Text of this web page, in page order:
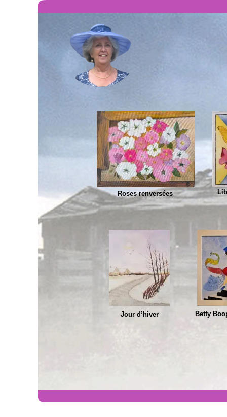
Roses renversées
Jour d’hiver Betty